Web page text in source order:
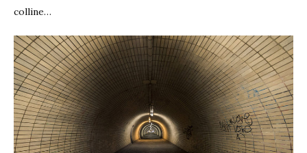
colline…